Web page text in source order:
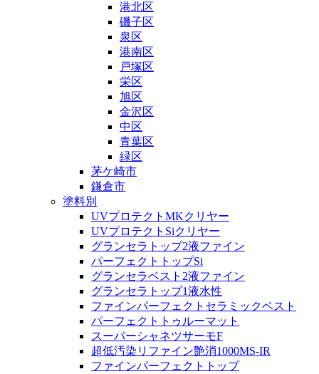
港北区
磯子区
泉区
港南区
戸塚区
栄区
旭区
金沢区
中区
青葉区
緑区
茅ケ崎市
鎌倉市
塗料別
UVプロテクトMKクリヤー
UVプロテクトSiクリヤー
グランセラトップ2液ファイン
パーフェクトトップSi
グランセラベスト2液ファイン
グランセラトップ1液水性
ファインパーフェクトセラミックベスト
パーフェクトトゥルーマット
スーパーシャネツサーモF
超低汚染リファイン艶消1000MS-IR
ファインパーフェクトトップ